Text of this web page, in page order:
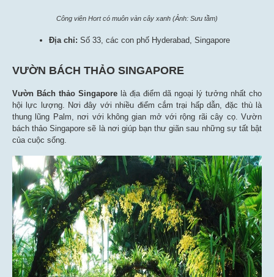
Công viên Hort có muôn vàn cây xanh (Ảnh: Sưu tầm)
Địa chỉ: Số 33, các con phố Hyderabad, Singapore
VƯỜN BÁCH THẢO SINGAPORE
Vườn Bách thảo Singapore là địa điểm dã ngoại lý tưởng nhất cho
hội lực lượng. Nơi đây với nhiều điểm cắm trại hấp dẫn, đặc thù là
thung lũng Palm, nơi với không gian mở với rộng rãi cây cọ. Vườn
bách thảo Singapore sẽ là nơi giúp bạn thư giãn sau những sự tất bật
của cuộc sống.